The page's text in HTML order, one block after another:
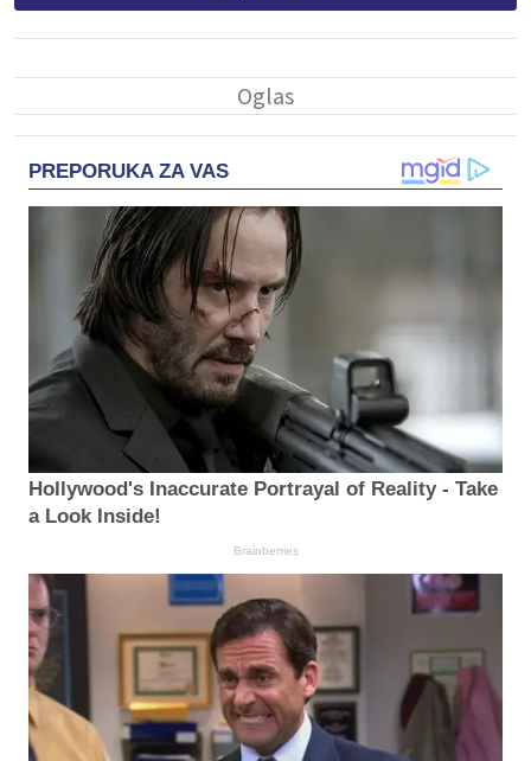
PREPORUKA ZA VAS
Hollywood's Inaccurate Portrayal of Reality - Take
a Look Inside!
Brainberries